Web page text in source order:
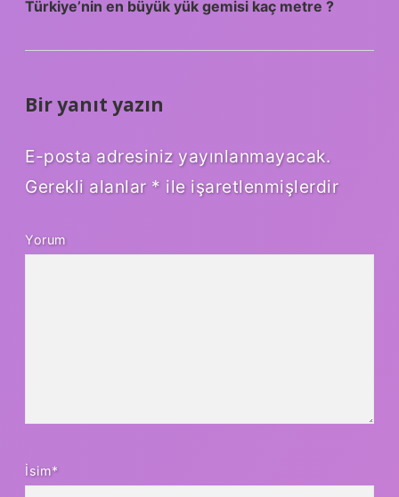
Türkiye’nin en büyük yük gemisi kaç metre ?
Bir yanıt yazın
E-posta adresiniz yayınlanmayacak.
Gerekli alanlar * ile işaretlenmişlerdir
Yorum
İsim*